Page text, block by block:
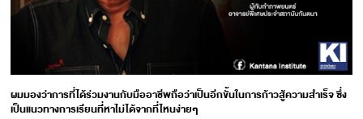
ผมมองว่าการที่ได้ร่วมงานกับมืออาชีพถือว่าเป็นอีกขั้นในการก้าวสู้ความสำเร็จ ซึ่ง
เป็นแนวทางการเรียนที่หาไม่ได้จากที่ไหนง่ายๆ